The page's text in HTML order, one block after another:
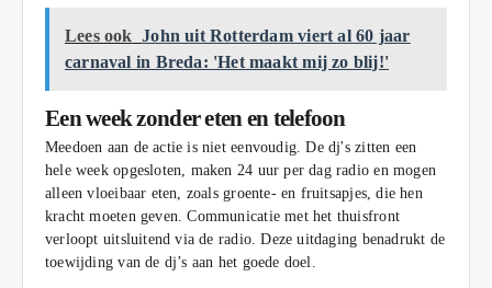
Lees ook John uit Rotterdam viert al 60 jaar
carnaval in Breda: 'Het maakt mij zo blij!'
Een week zonder eten en telefoon
Meedoen aan de actie is niet eenvoudig. De dj's zitten een
hele week opgesloten, maken 24 uur per dag radio en mogen
alleen vloeibaar eten, zoals groente- en fruitsapjes, die hen
kracht moeten geven. Communicatie met het thuisfront
verloopt uitsluitend via de radio. Deze uitdaging benadrukt de
toewijding van de dj’s aan het goede doel.